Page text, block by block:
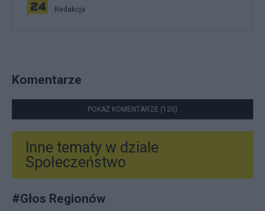
Redakcja
Komentarze
POKAŻ KOMENTARZE (120)
Inne tematy w dziale
Społeczeństwo
#Głos Regionów